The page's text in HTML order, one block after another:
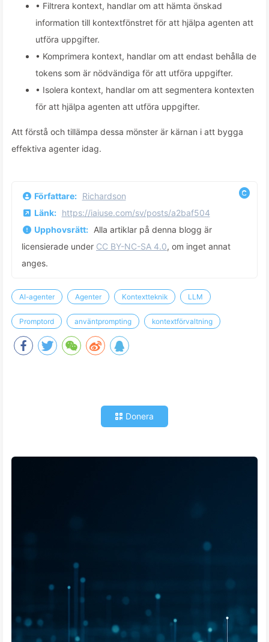
• Filtrera kontext, handlar om att hämta önskad
information till kontextfönstret för att hjälpa agenten att
utföra uppgifter.
• Komprimera kontext, handlar om att endast behålla de
tokens som är nödvändiga för att utföra uppgifter.
• Isolera kontext, handlar om att segmentera kontexten
för att hjälpa agenten att utföra uppgifter.
Att förstå och tillämpa dessa mönster är kärnan i att bygga
effektiva agenter idag.
Författare: Richardson
Länk: https://iaiuse.com/sv/posts/a2baf504
Upphovsrätt: Alla artiklar på denna blogg är
licensierade under CC BY-NC-SA 4.0, om inget annat
anges.
AI-agenter Agenter Kontextteknik LLM
Promptord använtprompting kontextförvaltning
Donera